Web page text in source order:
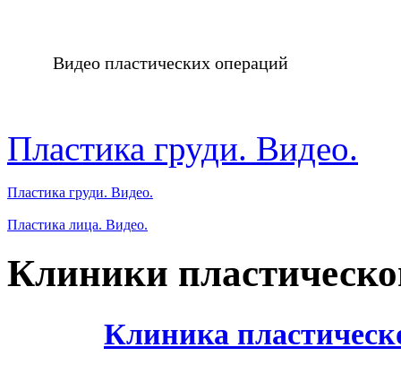
Видео пластических операций
Пластика груди. Видео.
Пластика груди. Видео.
Пластика лица. Видео.
Клиники
Клиника